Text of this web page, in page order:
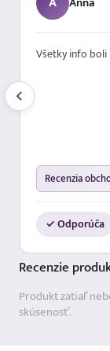
Všetky info
Recenzia
✓ Odporúča
Recenzie
Produkt zatiaľ
skúsenosť.